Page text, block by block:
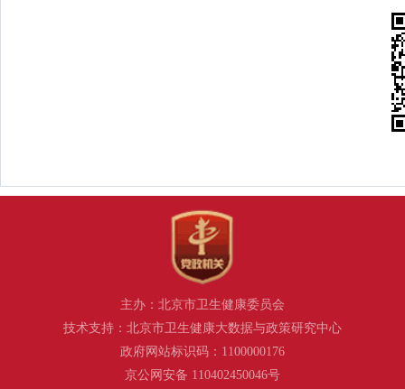
主办：北京市卫生健康委员会
技术支持：北京市卫生健康大数据与政策研究中心
政府网站标识码：1100000176
京公网安备 110402450046号